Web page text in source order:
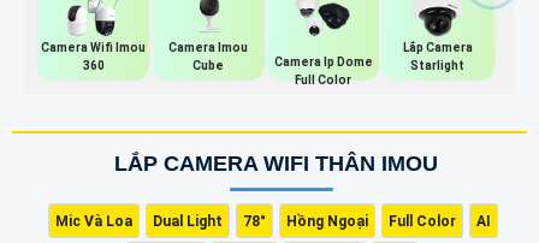
Camera Wifi Imou
360
Camera Imou
Cube
Camera Ip Dome
Full Color
Lắp Camera
Starlight
LẮP CAMERA WIFI THÂN IMOU
Mic Và Loa Dual Light 78° Hồng Ngoại Full Color AI